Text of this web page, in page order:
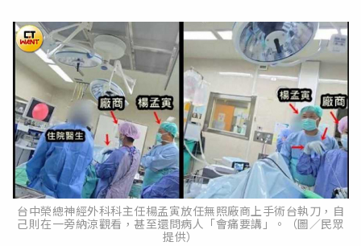
台中榮總神經外科科主任楊孟寅放任無照廠商上手術台執刀，自
己則在一旁納涼觀看，甚至還問病人「會痛要講」。（圖／民眾
提供）